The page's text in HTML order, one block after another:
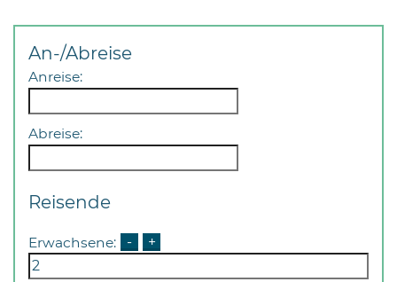
An-/Abreise
Anreise:
Abreise:
Reisende
Erwachsene: - +